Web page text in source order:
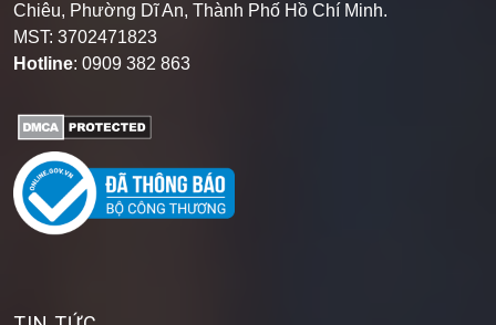
Chiêu, Phường Dĩ An, Thành Phố Hồ Chí Minh.
MST: 3702471823
Hotline: 0909 382 863